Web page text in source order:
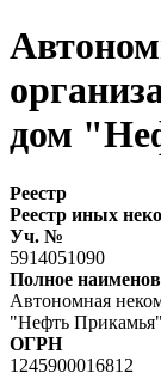
дом
Реестр
Реестр иных
Уч. №
5914051090
Полное
Автономная
"Нефть Прикамья"
ОГРН
1245900016812